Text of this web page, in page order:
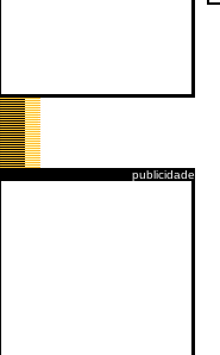
publicidade